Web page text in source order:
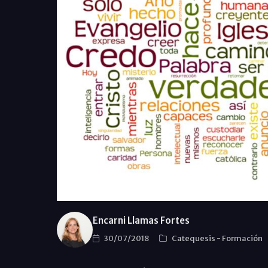
Encarni Llamas Fortes
30/07/2018 Catequesis - Formación